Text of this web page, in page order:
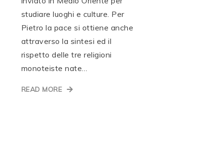
studiare luoghi e culture. Per
Pietro la pace si ottiene anche
attraverso la sintesi ed il
rispetto delle tre religioni
monoteiste nate…
READ MORE